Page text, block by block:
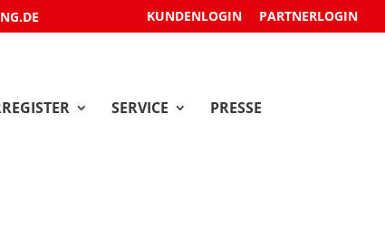
KUNDENLOGIN PARTNERLOGIN
SERVICE PRESSE